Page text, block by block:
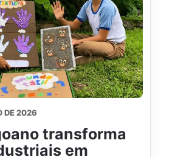
DE 2026
transforma
em